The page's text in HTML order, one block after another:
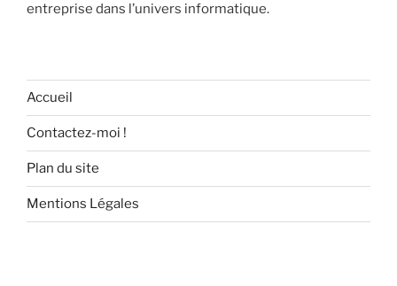
entreprise dans l’univers informatique.
Accueil
Contactez-moi !
Plan du site
Mentions Légales